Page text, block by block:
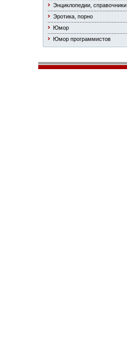
Энциклопедии, справочники
Эротика, порно
Юмор
Юмор программистов